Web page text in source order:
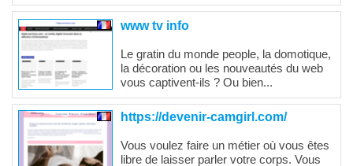
www tv info
Le gratin du monde people, la domotique,
la décoration ou les nouveautés du web
vous captivent-ils ? Ou bien...
https://devenir-camgirl.com/
Vous voulez faire un métier où vous êtes
libre de laisser parler votre corps. Vous